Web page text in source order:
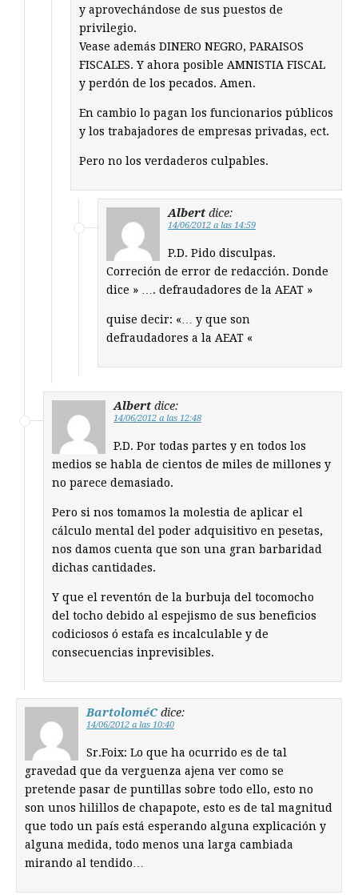
y aprovechándose de sus puestos de
privilegio.
Vease además DINERO NEGRO, PARAISOS
FISCALES. Y ahora posible AMNISTIA FISCAL
y perdón de los pecados. Amen.
En cambio lo pagan los funcionarios públicos
y los trabajadores de empresas privadas, ect.
Pero no los verdaderos culpables.
Albert dice:
14/06/2012 a las 14:59
P.D. Pido disculpas.
Correción de error de redacción. Donde
dice » …. defraudadores de la AEAT »
quise decir: «… y que son
defraudadores a la AEAT «
Albert dice:
14/06/2012 a las 12:48
P.D. Por todas partes y en todos los
medios se habla de cientos de miles de millones y
no parece demasiado.
Pero si nos tomamos la molestia de aplicar el
cálculo mental del poder adquisitivo en pesetas,
nos damos cuenta que son una gran barbaridad
dichas cantidades.
Y que el reventón de la burbuja del tocomocho
del tocho debido al espejismo de sus beneficios
codiciosos ó estafa es incalculable y de
consecuencias inprevisibles.
BartoloméC dice:
14/06/2012 a las 10:40
Sr.Foix: Lo que ha ocurrido es de tal
gravedad que da verguenza ajena ver como se
pretende pasar de puntillas sobre todo ello, esto no
son unos hilillos de chapapote, esto es de tal magnitud
que todo un país está esperando alguna explicación y
alguna medida, todo menos una larga cambiada
mirando al tendido…